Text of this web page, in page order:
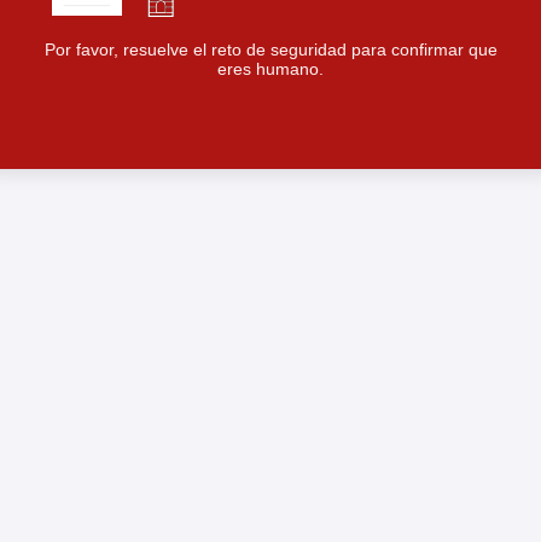
Por favor, resuelve el reto de seguridad para confirmar que
eres humano.